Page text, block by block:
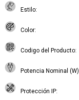
Estilo
Color
Codigo del Producto
Potencia Nominal (W)
Protección IP